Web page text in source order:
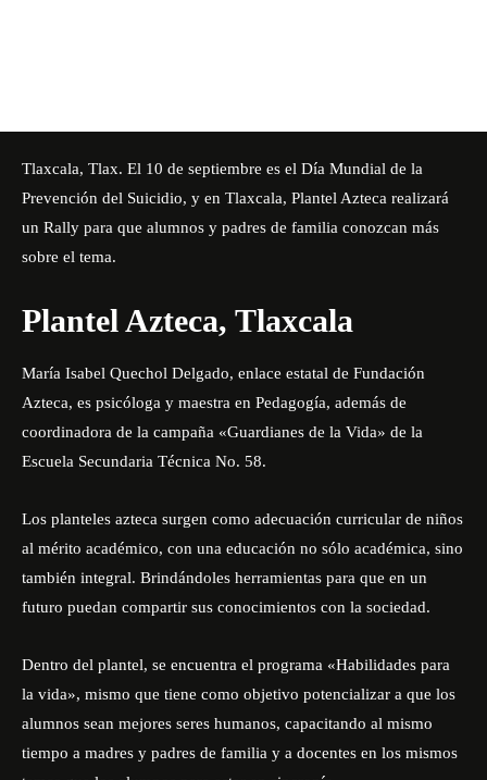
Tlaxcala, Tlax. El 10 de septiembre es el Día Mundial de la
Prevención del Suicidio, y en Tlaxcala, Plantel Azteca realizará
un Rally para que alumnos y padres de familia conozcan más
sobre el tema.
Plantel Azteca, Tlaxcala
María Isabel Quechol Delgado, enlace estatal de Fundación
Azteca, es psicóloga y maestra en Pedagogía, además de
coordinadora de la campaña «Guardianes de la Vida» de la
Escuela Secundaria Técnica No. 58.
Los planteles azteca surgen como adecuación curricular de niños
al mérito académico, con una educación no sólo académica, sino
también integral. Brindándoles herramientas para que en un
futuro puedan compartir sus conocimientos con la sociedad.
Dentro del plantel, se encuentra el programa «Habilidades para
la vida», mismo que tiene como objetivo potencializar a que los
alumnos sean mejores seres humanos, capacitando al mismo
tiempo a madres y padres de familia y a docentes en los mismos